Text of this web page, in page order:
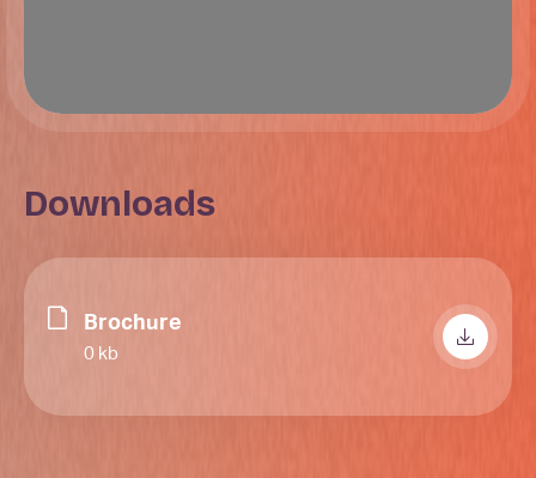
Downloads
Brochure
0 kb